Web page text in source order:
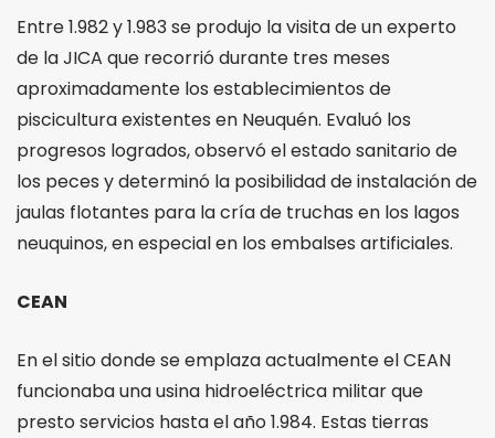
Entre 1.982 y 1.983 se produjo la visita de un experto
de la JICA que recorrió durante tres meses
aproximadamente los establecimientos de
piscicultura existentes en Neuquén. Evaluó los
progresos logrados, observó el estado sanitario de
los peces y determinó la posibilidad de instalación de
jaulas flotantes para la cría de truchas en los lagos
neuquinos, en especial en los embalses artificiales.
CEAN
En el sitio donde se emplaza actualmente el CEAN
funcionaba una usina hidroeléctrica militar que
presto servicios hasta el año 1.984. Estas tierras